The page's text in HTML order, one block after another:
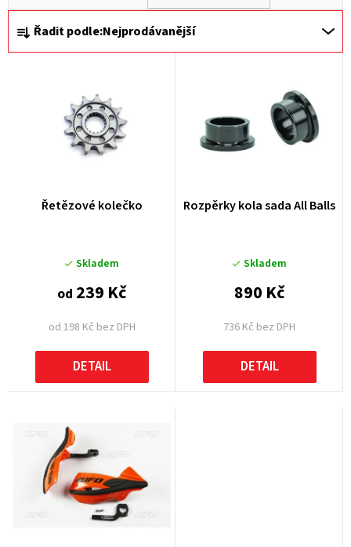
Ř
a
Řadit podle:Nejprodávanější
Řetězové kolečko
Skladem
od 198 Kč bez DPH
od 239 Kč
DETAIL
Rozpěrky kola sada All Balls
Skladem
736 Kč bez DPH
890 Kč
DETAIL